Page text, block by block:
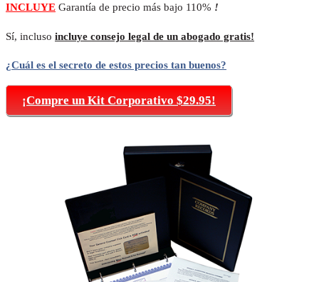
INCLUYE Garantía de precio más bajo 110% !
Sí, incluso incluye consejo legal de un abogado gratis!
¿Cuál es el secreto de estos precios tan buenos?
¡Compre un Kit Corporativo $29.95!